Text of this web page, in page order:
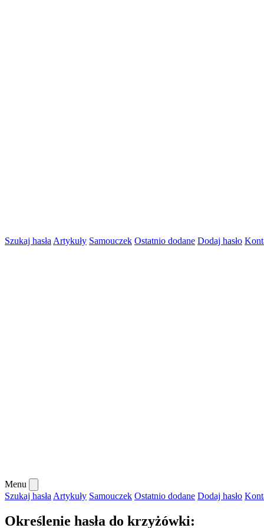
Szukaj hasła Artykuły Samouczek Ostatnio dodane Dodaj hasło
Menu
Szukaj hasła Artykuły Samouczek Ostatnio dodane Dodaj hasło
Określenie hasła do krzyżówki: